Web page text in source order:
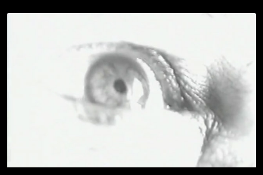
> VÍDEO + INFO